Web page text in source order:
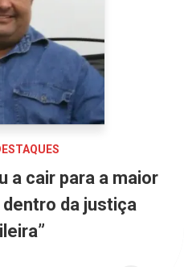
a cair para a maior
da justiça